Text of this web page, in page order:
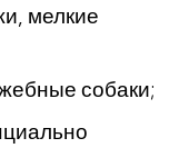
мелкие
собаки;